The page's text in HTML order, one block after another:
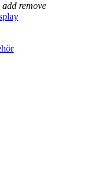
add remove